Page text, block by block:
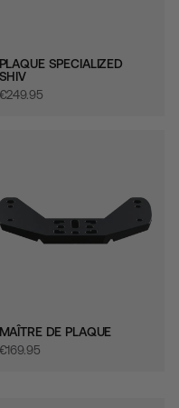
PLAQUE SPECIALIZED
SHIV
€‎249.95
MAÎTRE DE PLAQUE
€‎169.95